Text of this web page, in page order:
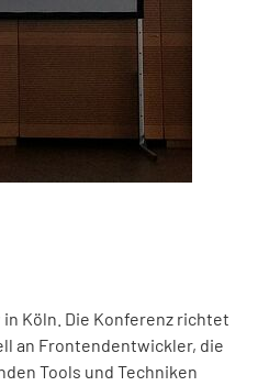
in Köln. Die Konferenz richtet
an Frontendentwickler, die
Tools und Techniken